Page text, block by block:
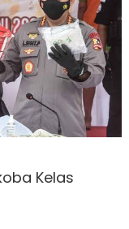
Kelas